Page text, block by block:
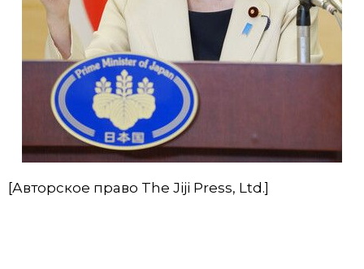
[Авторское право The Jiji Press, Ltd.]